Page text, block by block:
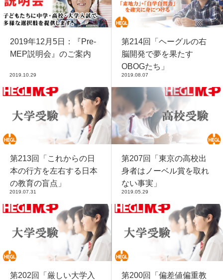
2019年12月5日：『Pre-
MEP説明会』のご案内
2019.10.29
第214回「ヘーグルの右
脳開発で夢を果たす
OBOGたち」
2019.08.07
第213回「これからの日
本の行方を左右する日本
の教育の盲点」
2019.07.31
第207回「東京の高校出
身者はノーベル賞を取れ
ない事実」
2019.05.29
第202回「厳しい大学入
第200回「偏差値偏重教